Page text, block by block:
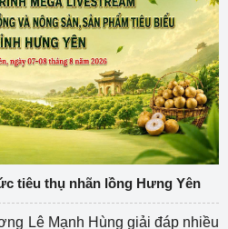
tiêu thụ nhãn lồng Hưng Yên
Lê Mạnh Hùng giải đáp nhiều